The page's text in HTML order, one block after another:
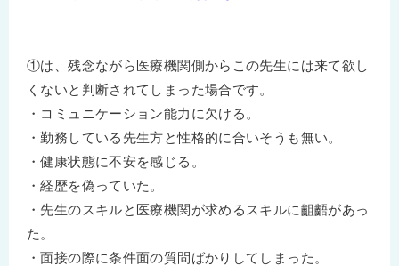
①は、残念ながら医療機関側からこの先生には来て欲し
くないと判断されてしまった場合です。
・コミュニケーション能力に欠ける。
・勤務している先生方と性格的に合いそうも無い。
・健康状態に不安を感じる。
・経歴を偽っていた。
・先生のスキルと医療機関が求めるスキルに齟齬があっ
た。
・面接の際に条件面の質問ばかりしてしまった。